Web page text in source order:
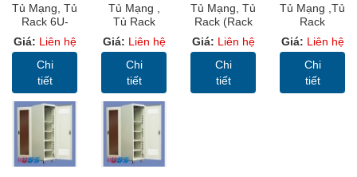
Tủ Mạng, Tủ
Rack 6U-
D600
Wallmount –
USS Rack
6U600 -Màu
Lưới
Giá: Liên hệ
Chi
tiết
Tủ Mạng ,
Tủ Rack
SYSTEM
CABINET
12U-D400 -
USS Rack
Giá: Liên hệ
Chi
tiết
Tủ Mạng, Tủ
Rack (Rack
Cabinet 19”)
USS RACK
32U D1000
Sâu
Giá: Liên hệ
Chi
tiết
Tủ Mạng ,Tủ
Rack
Cabinet
10U-D600-
USS Rack
10U600
Giá: Liên hệ
Chi
tiết